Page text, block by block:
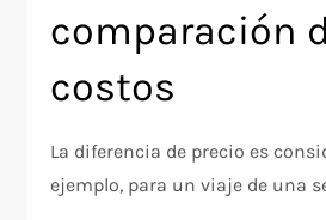
comparación
costos
La diferencia de precio es
ejemplo, para un viaje de una